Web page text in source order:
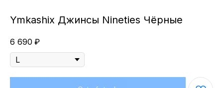
Ymkashix Джинсы Nineties Чёрные
6 690 ₽